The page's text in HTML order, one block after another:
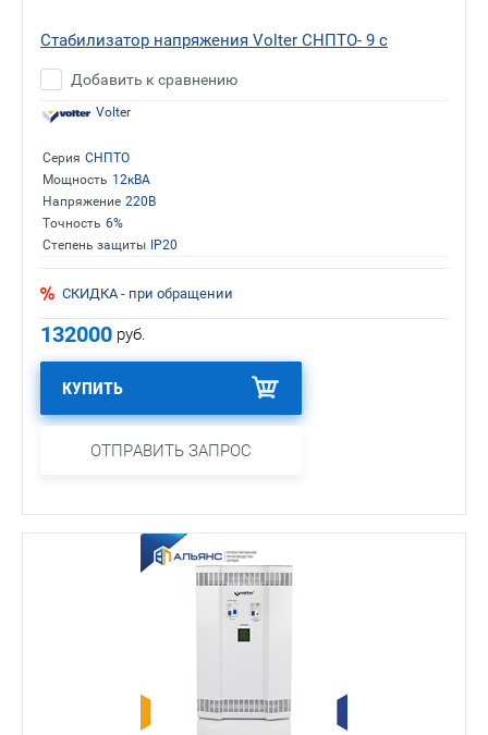
Стабилизатор напряжения Volter СНПТО- 9 с
Добавить к сравнению
Volter
Серия СНПТО
Мощность 12кВА
Напряжение 220В
Точность 6%
Степень защиты
IP20
СКИДКА - при обращении
132000 руб.
КУПИТЬ
ОТПРАВИТЬ ЗАПРОС